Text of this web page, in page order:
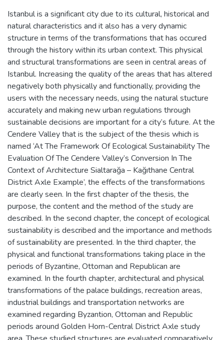
Istanbul is a significant city due to its cultural, historical and
natural characteristics and it also has a very dynamic
structure in terms of the transformations that has occured
through the history within its urban context. This physical
and structural transformations are seen in central areas of
Istanbul. Increasing the quality of the areas that has altered
negatively both physically and functionally, providing the
users with the necessary needs, using the natural stucture
accurately and making new urban regulations through
sustainable decisions are important for a city’s future. At the
Cendere Valley that is the subject of the thesis which is
named ‘At The Framework Of Ecological Sustainability The
Evaluation Of The Cendere Valley’s Conversion In The
Context of Architecture Sialtarağa – Kağıthane Central
District Axle Example’, the effects of the transformations
are clearly seen. In the first chapter of the thesis, the
purpose, the content and the method of the study are
described. In the second chapter, the concept of ecological
sustainability is described and the importance and methods
of sustainability are presented. In the third chapter, the
physical and functional transformations taking place in the
periods of Byzantine, Ottoman and Republican are
examined. In the fourth chapter, architectural and physical
transformations of the palace buildings, recreation areas,
industrial buildings and transportation networks are
examined regarding Byzantion, Ottoman and Republic
periods around Golden Horn-Central District Axle study